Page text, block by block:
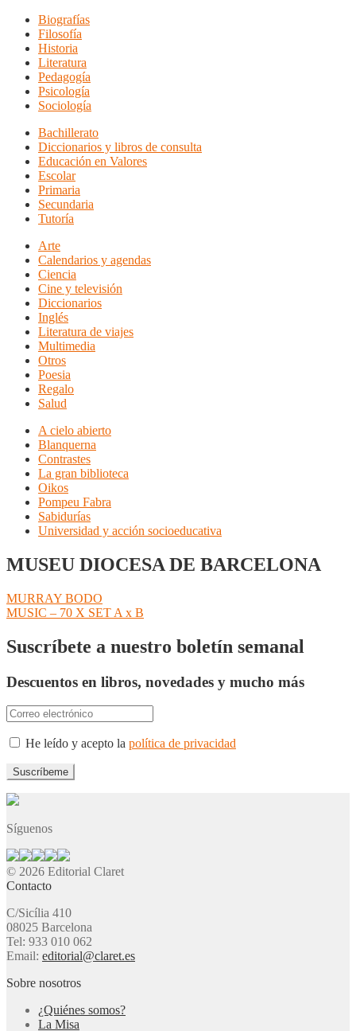
Biografías
Filosofía
Historia
Literatura
Pedagogía
Psicología
Sociología
Bachillerato
Diccionarios y libros de consulta
Educación en Valores
Escolar
Primaria
Secundaria
Tutoría
Arte
Calendarios y agendas
Ciencia
Cine y televisión
Diccionarios
Inglés
Literatura de viajes
Multimedia
Otros
Poesia
Regalo
Salud
A cielo abierto
Blanquerna
Contrastes
La gran biblioteca
Oikos
Pompeu Fabra
Sabidurías
Universidad y acción socioeducativa
MUSEU DIOCESA DE BARCELONA
Navegación
de
entradas
Anterior:
MURRAY BODO
Siguiente:
MUSIC – 70 X SET A x B
Suscríbete a nuestro boletín semanal
Descuentos en libros, novedades y mucho más
He leído y acepto la política de privacidad
Síguenos
© 2026 Editorial Claret
Contacto
C/Sicília 410
08025 Barcelona
Tel: 933 010 062
Email: editorial@claret.es
Sobre nosotros
¿Quiénes somos?
La Misa